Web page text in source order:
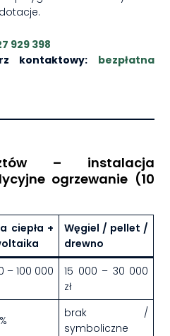
929 398
kontaktowy:
bezpłatna
– instalacja
ogrzewanie (10
ciepła +
Węgiel / pellet /
drewno
– 100 000
15 000 – 30 000
zł
brak /
symboliczne